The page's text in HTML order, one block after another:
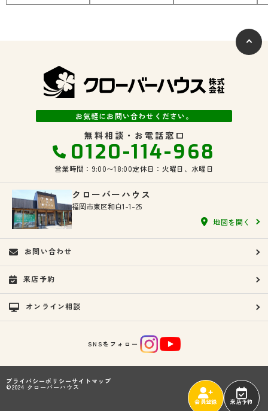
会員登録 来店予約
お気軽にお問い合わせください。
無料相談・お電話窓口
0120-114-968
営業時間：9:00〜18:00定休日：火曜日、水曜日
クローバーハウス
福岡市東区和白1-1-25
地図を開く
お問い合わせ
来店予約
オンライン相談
SNSをフォロー
プライバシーポリシーサイトマップ
©2024 クローバーハウス